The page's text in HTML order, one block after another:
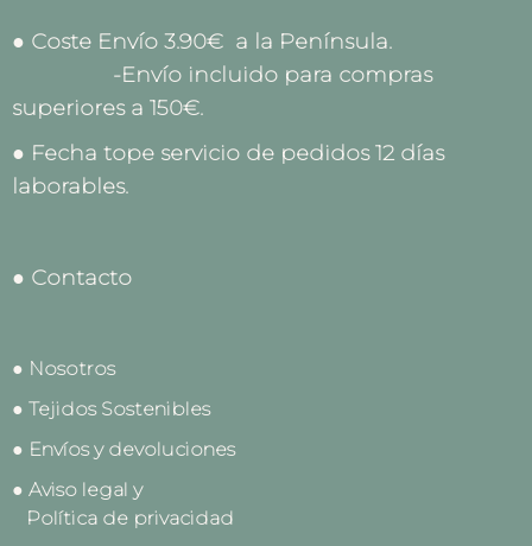
● Coste Envío 3.90€ a la Península.
-Envío incluido para compras
superiores a 150€.
● Fecha tope servicio de pedidos 12 días
laborables.
● Contacto
● Nosotros
● Tejidos Sostenibles
● Envíos y devoluciones
● Aviso legal y
Política de privacidad